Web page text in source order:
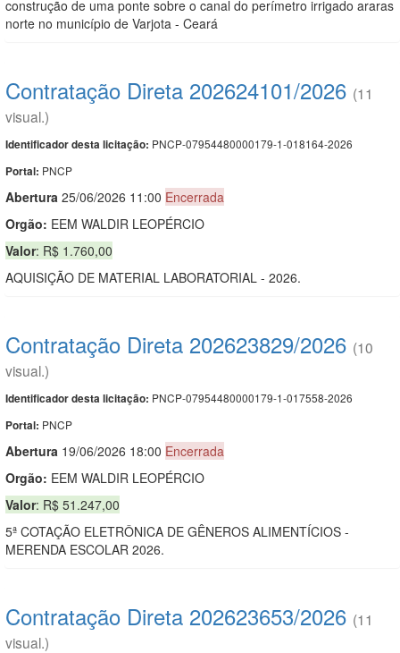
construção de uma ponte sobre o canal do perímetro irrigado araras
norte no município de Varjota - Ceará
Contratação Direta 202624101/2026 (11
visual.)
Identificador desta licitação: PNCP-07954480000179-1-018164-2026
Portal: PNCP
Abertura 25/06/2026 11:00 Encerrada
Orgão: EEM WALDIR LEOPÉRCIO
Valor: R$ 1.760,00
AQUISIÇÃO DE MATERIAL LABORATORIAL - 2026.
Contratação Direta 202623829/2026 (10
visual.)
Identificador desta licitação: PNCP-07954480000179-1-017558-2026
Portal: PNCP
Abertura 19/06/2026 18:00 Encerrada
Orgão: EEM WALDIR LEOPÉRCIO
Valor: R$ 51.247,00
5ª COTAÇÃO ELETRÔNICA DE GÊNEROS ALIMENTÍCIOS -
MERENDA ESCOLAR 2026.
Contratação Direta 202623653/2026 (11
visual.)